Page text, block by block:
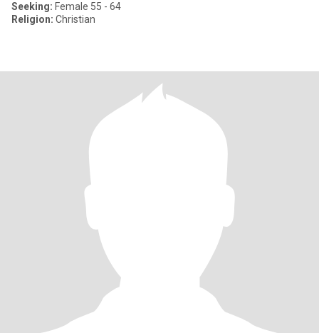
Seeking: Female 55 - 64
Religion: Christian